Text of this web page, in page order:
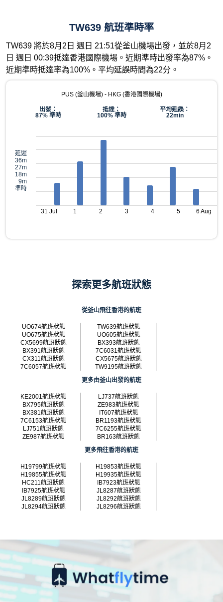
TW639 航班準時率
TW639 將於8月2日 週日 21:51從釜山機場出發，並於8月2
日 週日 00:39抵達香港國際機場。近期準時出發率為87%。
近期準時抵達率為100%。平均延誤時間為22分。
PUS (釜山機場) - HKG (香港國際機場)
出發：
87% 準時
抵達：
100% 準時
平均延誤：
22min
延遲
36m
27m
18m
9m
準時
31 Jul 1 2 3 4 5 6 Aug
探索更多航班狀態
從釜山飛往香港的航班
UO674航班狀態
TW639航班狀態
UO675航班狀態
UO605航班狀態
CX5699航班狀態
BX393航班狀態
BX391航班狀態
7C6031航班狀態
CX311航班狀態
CX5675航班狀態
7C6057航班狀態
TW9195航班狀態
更多由釜山出發的航班
KE2001航班狀態
LJ737航班狀態
BX795航班狀態
ZE983航班狀態
BX381航班狀態
IT607航班狀態
7C6153航班狀態
BR1193航班狀態
LJ751航班狀態
7C6255航班狀態
ZE987航班狀態
BR163航班狀態
更多飛往香港的航班
H19799航班狀態
H19853航班狀態
H19855航班狀態
H19935航班狀態
HC211航班狀態
IB7923航班狀態
IB7925航班狀態
JL8287航班狀態
JL8289航班狀態
JL8292航班狀態
JL8294航班狀態
JL8296航班狀態